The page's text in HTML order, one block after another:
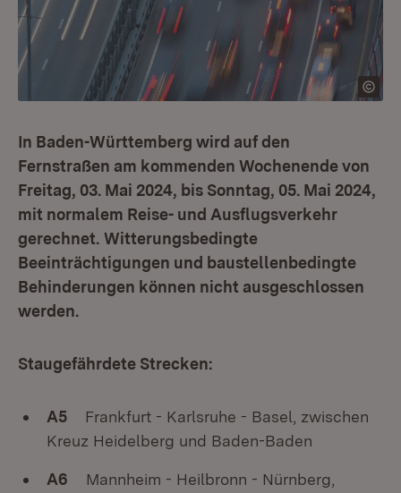
In Baden-Württemberg wird auf den
Fernstraßen am kommenden Wochenende von
Freitag, 03. Mai 2024, bis Sonntag, 05. Mai 2024,
mit normalem Reise- und Ausflugsverkehr
gerechnet. Witterungsbedingte
Beeinträchtigungen und baustellenbedingte
Behinderungen können nicht ausgeschlossen
werden.
Staugefährdete Strecken:
A5 Frankfurt - Karlsruhe - Basel, zwischen
Kreuz Heidelberg und Baden-Baden
A6 Mannheim - Heilbronn - Nürnberg,